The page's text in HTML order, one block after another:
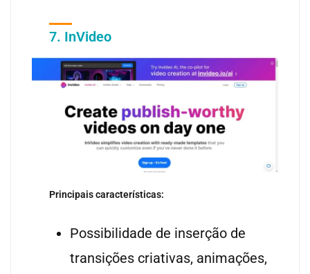
7. InVideo
Principais características:
Possibilidade de inserção de
transições criativas, animações,